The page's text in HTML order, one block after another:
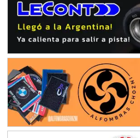
Juan Navarro (Asfalto)
El Timbó (Tucumán)
COBERTURA ESPECIAL DE E-KART.COM.AR
08/09-AGO
IAME SERIES ARGENTINA 6
Ramiro Tot (Asfalto)
Baradero (Buenos Aires)
KDO - F6
Ciudad de Trenque Lauquen (Asfalto)
Trenque Lauquen (Buenos Aires)
ENTRERRIANO - F6 (POSTERGADA)